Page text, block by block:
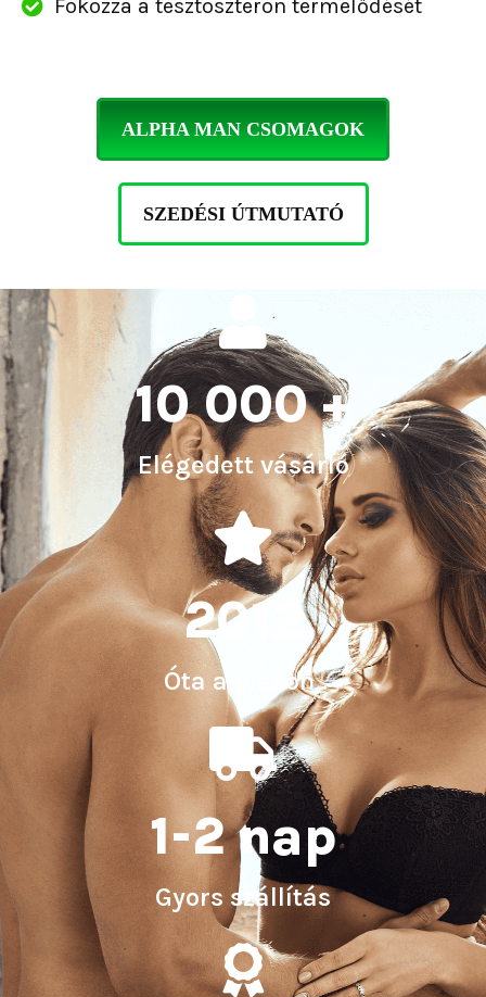
Fokozza a tesztoszteron termelődését
ALPHA MAN CSOMAGOK
SZEDÉSI ÚTMUTATÓ
10 000 +
Elégedett vásárló
2012
Óta a piacon
1-2 nap
Gyors szállítás